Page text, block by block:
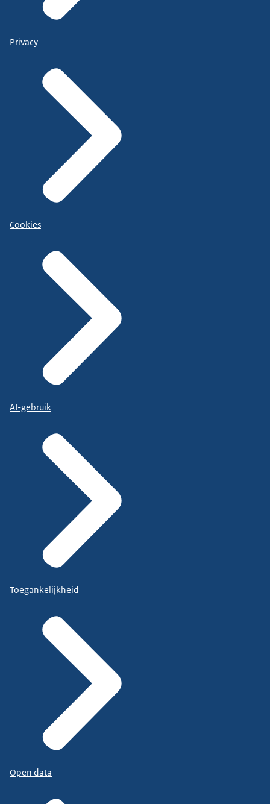
Privacy
Cookies
AI-gebruik
Toegankelijkheid
Open data